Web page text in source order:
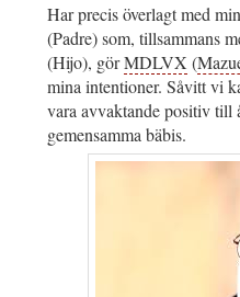
Har precis överlagt med
(Padre) som, tillsammans
(Hijo), görMDLVX (
mina intentioner. Såvitt vi
vara avvaktande positiv till
gemensamma bäbis.